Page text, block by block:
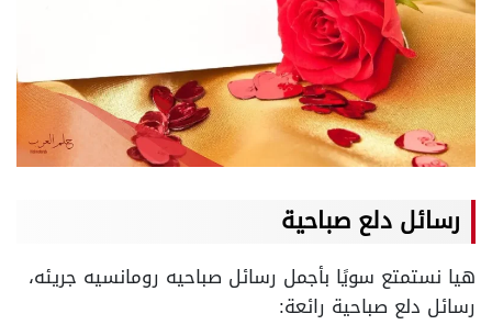
رسائل دلع صباحية
هيا نستمتع سويًا بأجمل رسائل صباحيه رومانسيه جريئه،
رسائل دلع صباحية رائعة: